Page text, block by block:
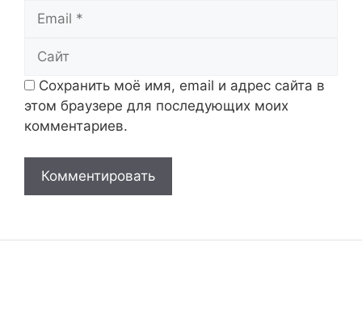
Email
Сайт
Сохранить моё имя, email и адрес сайта в
этом браузере для последующих моих
комментариев.